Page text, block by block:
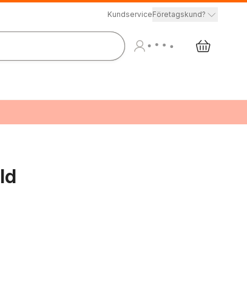
KundserviceFöretagskund?